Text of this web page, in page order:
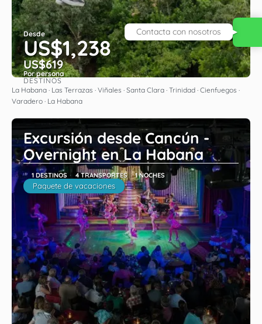
Desde
US$1,238
US$619
Por persona
Ver
DESTINOS
La Habana · Las Terrazas · Viñales · Santa Clara · Trinidad · Cienfuegos ·
Varadero · La Habana
Excursión desde Cancún -
Overnight en La Habana
1 DESTINOS 4 TRANSPORTES 1 NOCHES
Paquete de vacaciones
Contacta con nosotros